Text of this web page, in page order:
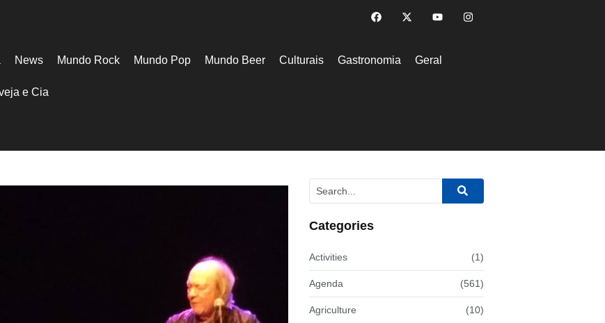
News Mundo Rock Mundo Pop Mundo Beer Culturais Gastronomia Geral
e Cia
Categories
Activities (1)
Agenda (561)
Agriculture (10)